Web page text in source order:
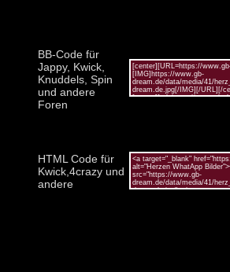
BB-Code für
Jappy, Kwick,
Knuddels, Spin
und andere
Foren
HTML Code für
Kwick,4crazy und
andere